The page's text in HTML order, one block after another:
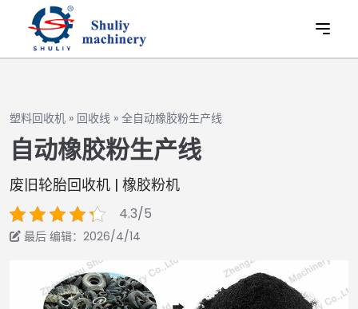
塑料回收机 » 回收线 » 全自动橡胶粉生产线
自动橡胶粉生产线
废旧轮胎回收机 | 橡胶粉机
4.3/5
最后 编辑：2026/4/14